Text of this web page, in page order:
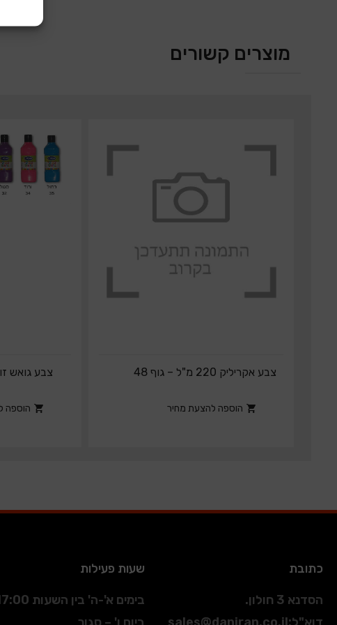
מוצרים קשורים
צבע אקריליק 220 מ"ל – גוף 48
הוספה להצעת מחיר הוספה
כתובת
הסדנא 3 חולון.
שעות פעילות
בימים א'-ה' בין השעות 09:00-17:00